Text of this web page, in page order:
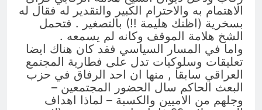
الاهتمام به والاحترام الكبير والتقدير له فقال له
بسخرية (اظنك هليمة !!) بالتصغير . فتحمل
الشخ هلامة الموقف وكانه لم يسمعه .
واما في المسار السياسي فقد كان هناك ايضا
تعليقات وسلوكيات تدل على فطارية المجتمع
العراقي سابقا , منها ان احد الرفاق في حزب
البعث الحاكم سال الحضور المجتمعين –
وجلهم من الاميين والكسبة – لماذا اهداف